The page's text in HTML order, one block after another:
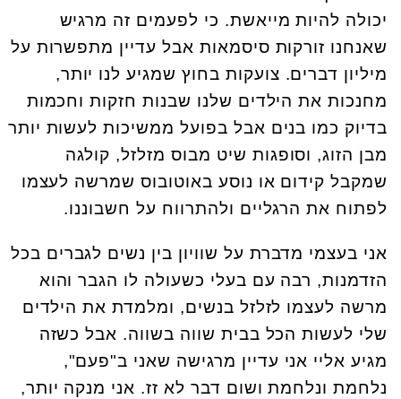
יכולה להיות מייאשת. כי לפעמים זה מרגיש
שאנחנו זורקות סיסמאות אבל עדיין מתפשרות על
מיליון דברים. צועקות בחוץ שמגיע לנו יותר,
מחנכות את הילדים שלנו שבנות חזקות וחכמות
בדיוק כמו בנים אבל בפועל ממשיכות לעשות יותר
מבן הזוג, וסופגות שיט מבוס מזלזל, קולגה
שמקבל קידום או נוסע באוטובוס שמרשה לעצמו
לפתוח את הרגליים ולהתרווח על חשבוננו.
אני בעצמי מדברת על שוויון בין נשים לגברים בכל
הזדמנות, רבה עם בעלי כשעולה לו הגבר והוא
מרשה לעצמו לזלזל בנשים, ומלמדת את הילדים
שלי לעשות הכל בבית שווה בשווה. אבל כשזה
מגיע אליי אני עדיין מרגישה שאני ב"פעם",
נלחמת ונלחמת ושום דבר לא זז. אני מנקה יותר,